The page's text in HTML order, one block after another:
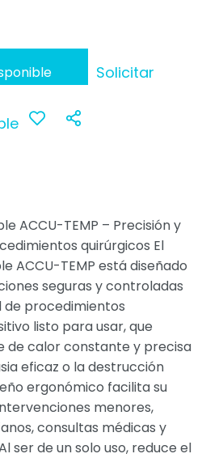
Solicitar
favoritos
ACCU-TEMP – Precisión y
quirúrgicos El
ACCU-TEMP está diseñado
seguras y controladas
de procedimientos
listo para usar, que
de calor constante y precisa
eficaz o la destrucción
ergonómico facilita su
menores,
consultas médicas y
ser de un solo uso, reduce el